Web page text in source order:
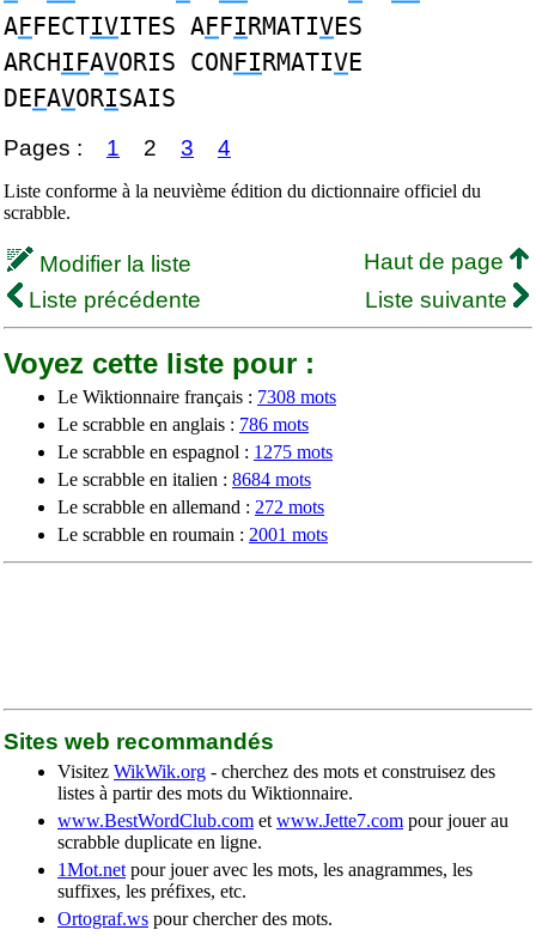
AFFECTIVITES AFFIRMATIVES
ARCHIFAVORIS CONFIRMATIVE
DEFAVORISAIS
Pages : 1 2 3 4
Liste conforme à la neuvième édition du dictionnaire officiel du
scrabble.
Modifier la liste
Haut de page
Liste précédente
Liste suivante
Voyez cette liste pour :
Le Wiktionnaire français : 7308 mots
Le scrabble en anglais : 786 mots
Le scrabble en espagnol : 1275 mots
Le scrabble en italien : 8684 mots
Le scrabble en allemand : 272 mots
Le scrabble en roumain : 2001 mots
Sites web recommandés
Visitez WikWik.org - cherchez des mots et construisez des
listes à partir des mots du Wiktionnaire.
www.BestWordClub.com et www.Jette7.com pour jouer au
scrabble duplicate en ligne.
1Mot.net pour jouer avec les mots, les anagrammes, les
suffixes, les préfixes, etc.
Ortograf.ws pour chercher des mots.